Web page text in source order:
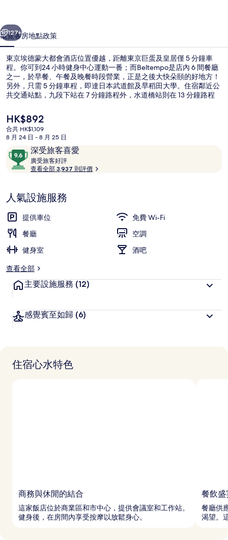
會
酒
店
相
片
集
個 下一個
127+
概覽客房地點政策
東京埃德蒙大都會酒店位置優越，距離東京巨蛋及皇居僅 5 分鐘車
程。你可到24 小時健身中心運動一番；而Beltempo是店內 6 間餐廳
之一，於早餐、午餐及晚餐時段營業，正是之後大快朵頤的好地方！
另外，只需 5 分鐘車程，即達日本武道館及早稻田大學。住宿鄰近公
共交通站點，九段下站在 7 分鐘路程外，水道橋站則在 13 分鐘路程
現
價
HK$892
HK$892
合共 HK$1,109
8 月 24 日 - 8 月 25 日
評
價
深受旅客喜愛
9.6
分
(滿
為
10
分)，
深
受
旅
喜
愛
廣受旅客好評
受
查看全部 3,937 則評價
人氣設施服務
提供車位
免費 Wi-Fi
餐廳
空調
健身室
酒吧
查看全部
主要設施服務 (12)
感覺賓至如歸 (6)
住宿心水特色
商務與休閒的結合
這家飯店位於商業區和市中心，提供會議室和工作站。
健身後，在房間內享受按摩以放鬆身心。
餐飲盛
餐廳供
渴望。